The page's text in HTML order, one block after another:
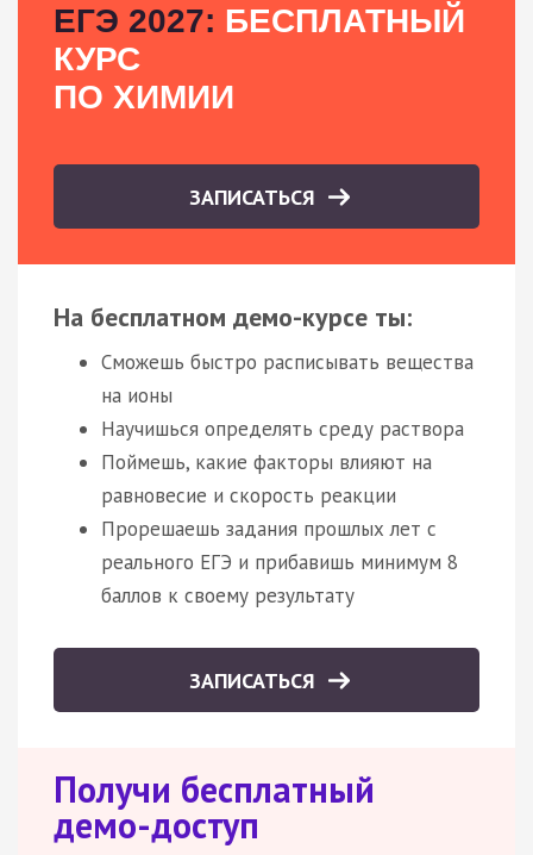
ЕГЭ 2027: БЕСПЛАТНЫЙ
КУРС
ПО ХИМИИ
ЗАПИСАТЬСЯ
На бесплатном демо-курсе ты:
Сможешь быстро расписывать вещества
на ионы
Научишься определять среду раствора
Поймешь, какие факторы влияют на
равновесие и скорость реакции
Прорешаешь задания прошлых лет с
реального ЕГЭ и прибавишь минимум 8
баллов к своему результату
ЗАПИСАТЬСЯ
Получи бесплатный
демо-доступ